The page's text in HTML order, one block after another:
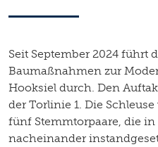
Seit September 2024 führt
Baumaßnahmen zur
Hooksiel durch. Den
der Torlinie 1. Die
fünf Stemmtorpaare, die
nacheinander